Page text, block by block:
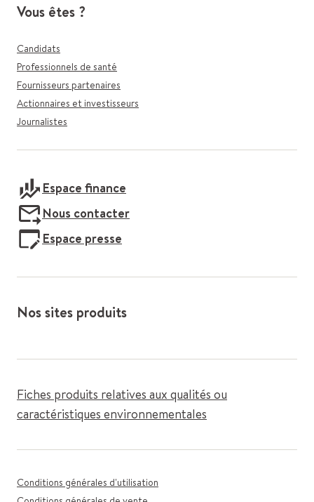
Vous êtes ?
Candidats
Professionnels de santé
Fournisseurs partenaires
Actionnaires et investisseurs
Journalistes
Espace finance
Nous contacter
Espace presse
Nos sites produits
Fiches produits relatives aux qualités ou
caractéristiques environnementales
Conditions générales d'utilisation